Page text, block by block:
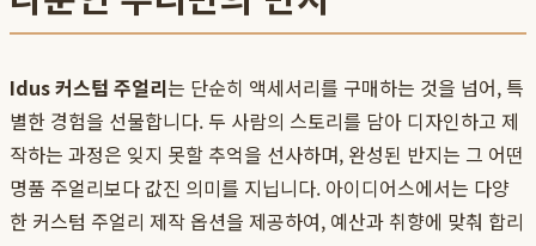
Idus 커스텀 주얼리는 단순히 액세서리를 구매하는 것을 넘어, 특
별한 경험을 선물합니다. 두 사람의 스토리를 담아 디자인하고 제
작하는 과정은 잊지 못할 추억을 선사하며, 완성된 반지는 그 어떤
명품 주얼리보다 값진 의미를 지닙니다. 아이디어스에서는 다양
한 커스텀 주얼리 제작 옵션을 제공하여, 예산과 취향에 맞춰 합리